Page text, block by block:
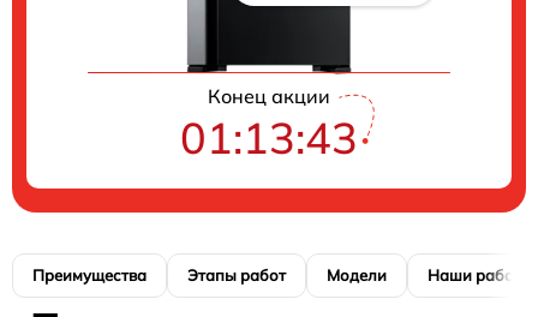
Конец акции
01:13:42
Преимущества Этапы работ Модели Наши работы